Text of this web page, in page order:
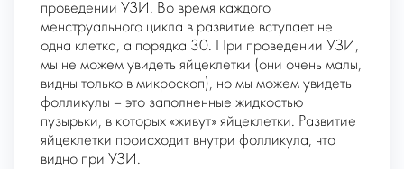
проведении УЗИ. Во время каждого
менструального цикла в развитие вступает не
одна клетка, а порядка 30. При проведении УЗИ,
мы не можем увидеть яйцеклетки (они очень малы,
видны только в микроскоп), но мы можем увидеть
фолликулы – это заполненные жидкостью
пузырьки, в которых «живут» яйцеклетки. Развитие
яйцеклетки происходит внутри фолликула, что
видно при УЗИ.